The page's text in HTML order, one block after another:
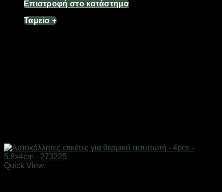
Επιστροφή στο κατάστημα
Ταμείο +
Quick View